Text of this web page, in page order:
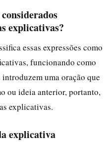
explicativas?
essas expressões como
funcionando como
uma oração que
ou ideia anterior, portanto,
explicativas.
explicativa